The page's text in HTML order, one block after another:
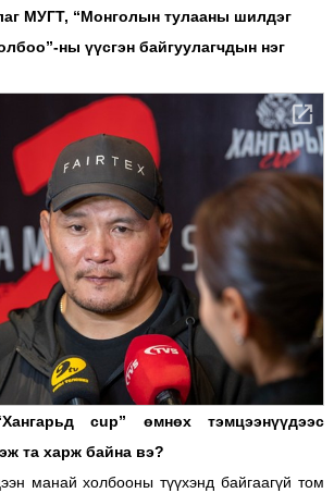
МУГТ, “Монголын тулааны шилдэг
ны үүсгэн байгуулагчдын нэг
cup” өмнөх тэмцээнүүдээс
та харж байна вэ?
манай холбооны түүхэнд байгаагүй том